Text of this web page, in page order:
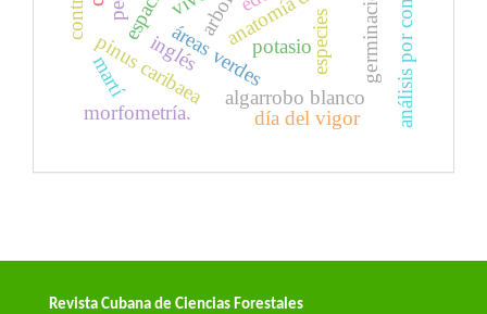
áreas verdes especies
pinus caribaea
inglés
algarrobo blanco
morfometría.
germinación
día del vigor
potasio
martí
Revista Cubana de Ciencias Forestales